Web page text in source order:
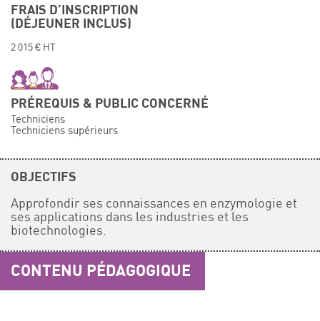
Contacts
FRAIS D’INSCRIPTION
(DÉJEUNER INCLUS)
2 015 € HT
PRÉREQUIS & PUBLIC CONCERNÉ
Techniciens
Techniciens supérieurs
OBJECTIFS
Approfondir ses connaissances en enzymologie et
ses applications dans les industries et les
biotechnologies.
CONTENU PÉDAGOGIQUE